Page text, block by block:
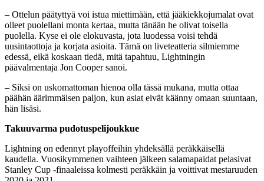
– Ottelun päätyttyä voi istua miettimään, että jääkiekkojumalat ovat
olleet puolellani monta kertaa, mutta tänään he olivat toisella
puolella. Kyse ei ole elokuvasta, jota luodessa voisi tehdä
uusintaottoja ja korjata asioita. Tämä on liveteatteria silmiemme
edessä, eikä koskaan tiedä, mitä tapahtuu, Lightningin
päävalmentaja Jon Cooper sanoi.
– Siksi on uskomattoman hienoa olla tässä mukana, mutta ottaa
päähän äärimmäisen paljon, kun asiat eivät käänny omaan suuntaan,
hän lisäsi.
Takuuvarma pudotuspelijoukkue
Lightning on edennyt playoffeihin yhdeksällä peräkkäisellä
kaudella. Vuosikymmenen vaihteen jälkeen salamapaidat pelasivat
Stanley Cup -finaaleissa kolmesti peräkkäin ja voittivat mestaruuden